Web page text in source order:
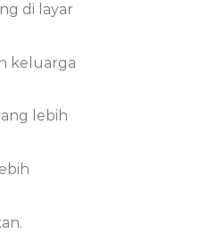
di layar
keluarga
lebih